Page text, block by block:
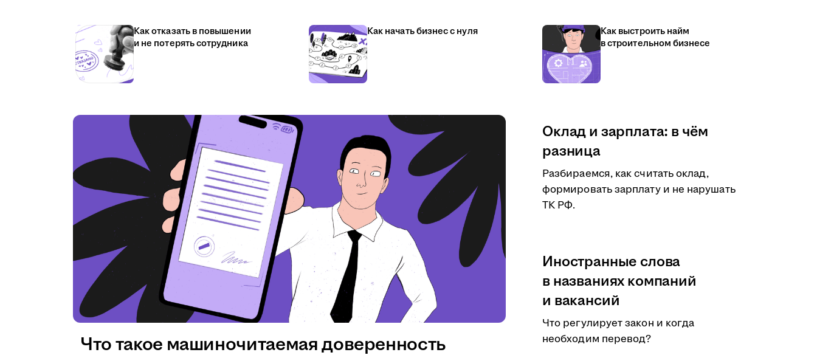
Как отказать в повышении
и не потерять сотрудника
Как начать бизнес с нуля
Как выстроить найм
в строительном бизнесе
Оклад и зарплата: в чём
разница
Разбираемся, как считать оклад,
формировать зарплату и не нарушать
ТК РФ.
Иностранные слова
в названиях компаний
и вакансий
Что регулирует закон и когда
необходим перевод?
Что такое машиночитаемая доверенность